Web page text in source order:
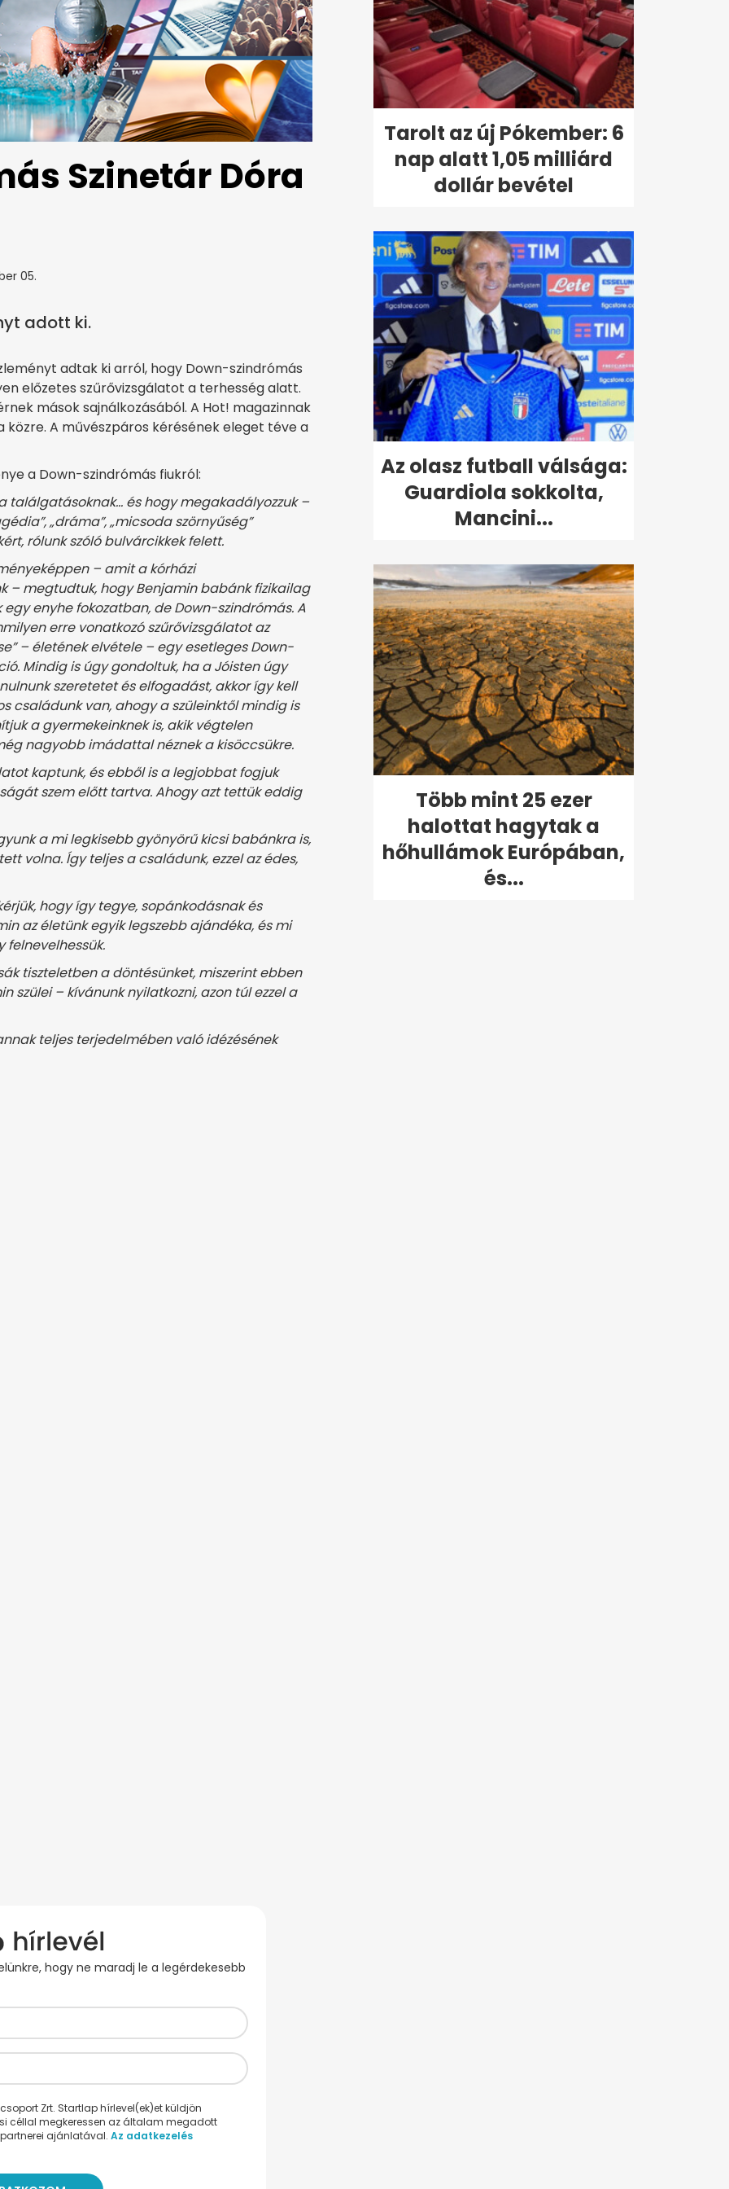
Szinetár Dóra
05.
adott ki.
adtak ki arról, hogy Down-szindrómás
előzetes szűrővizsgálatot a terhesség alatt.
mások sajnálkozásából. A Hot! magazinnak
közre. A művészpáros kérésének eleget téve a
a Down-szindrómás fiukról:
találgatásoknak… és hogy megakadályozzuk –
„dráma”, „micsoda szörnyűség”
rólunk szóló bulvárcikkek felett.
– amit a kórházi
– megtudtuk, hogy Benjamin babánk fizikailag
enyhe fokozatban, de Down-szindrómás. A
erre vonatkozó szűrővizsgálatot az
– életének elvétele – egy esetleges Down-
Mindig is úgy gondoltuk, ha a Jóisten úgy
szeretetet és elfogadást, akkor így kell
családunk van, ahogy a szüleinktől mindig is
a gyermekeinknek is, akik végtelen
nagyobb imádattal néznek a kisöccsükre.
kaptunk, és ebből is a legjobbat fogjuk
szem előtt tartva. Ahogy azt tettük eddig
a mi legkisebb gyönyörű kicsi babánkra is,
volna. Így teljes a családunk, ezzel az édes,
hogy így tegye, sopánkodásnak és
az életünk egyik legszebb ajándéka, és mi
felnevelhessük.
tiszteletben a döntésünket, miszerint ebben
szülei – kívánunk nyilatkozni, azon túl ezzel a
teljes terjedelmében való idézésének
hogy ne maradj le a legérdekesebb
Zrt. Startlap hírlevel(ek)et küldjön
céllal megkeressen az általam megadott
ajánlatával. Az adatkezelés
Tarolt az új Pókember: 6
nap alatt 1,05 milliárd
dollár bevétel
Az olasz futball válsága:
Guardiola sokkolta,
Mancini...
Több mint 25 ezer
halottat hagytak a
hőhullámok Európában,
és...